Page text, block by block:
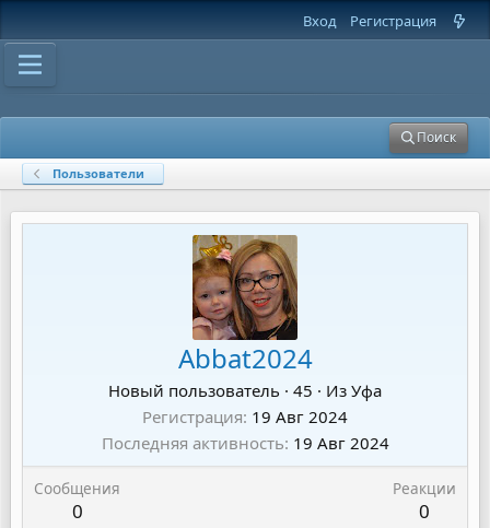
Вход Регистрация
Поиск
Пользователи
Abbat2024
Новый пользователь · 45 · Из Уфа
Регистрация 19 Авг 2024
Последняя активность 19 Авг 2024
Сообщения
0
Реакции
0